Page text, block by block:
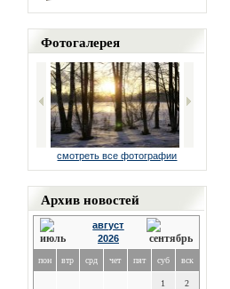
Фотогалерея
смотреть все фотографии
Архив новостей
август
2026
пон втр срд чет пят суб вск
1 2